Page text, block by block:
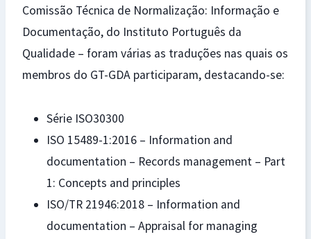
Comissão Técnica de Normalização: Informação e
Documentação, do Instituto Português da
Qualidade – foram várias as traduções nas quais os
membros do GT-GDA participaram, destacando-se:
Série ISO30300
ISO 15489-1:2016 – Information and
documentation – Records management – Part
1: Concepts and principles
ISO/TR 21946:2018 – Information and
documentation – Appraisal for managing